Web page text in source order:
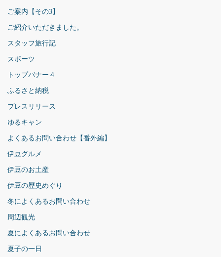
ご案内【その3】
ご紹介いただきました。
スタッフ旅行記
スポーツ
トップバナー４
ふるさと納税
プレスリリース
ゆるキャン
よくあるお問い合わせ【番外編】
伊豆グルメ
伊豆のお土産
伊豆の歴史めぐり
冬によくあるお問い合わせ
周辺観光
夏によくあるお問い合わせ
夏子の一日